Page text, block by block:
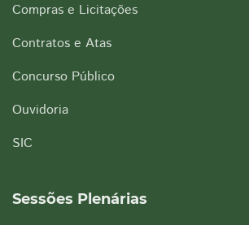
Compras e Licitações
Contratos e Atas
Concurso Público
Ouvidoria
SIC
Sessões Plenárias